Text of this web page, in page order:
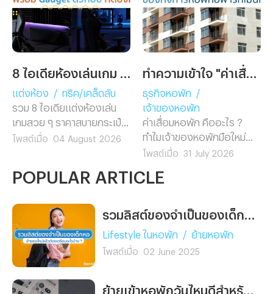
แต่งห้อง /
ทริค/เคล็ดลับ
รวม 8 ไอเดียแต่งห้องเล่น
เกมสวย ๆ ราคาสบายกระเป๋า
แต่งตามง่ายไม่ต้องรีโนเวท
คอมให้ดูโปรในงบสุดคุ้ม
โพสต์เมื่อ 04 August 2026
ธุรกิจหอพัก
/
เจ้าของหอพัก
ค่าเสื่อมหอพัก คืออะไร ?
ทำไมเจ้าของหอพักมือใหม่
ต้องรู้ก่อนยื่นภาษี พร้อมวิธี
กฎหมาย และตัวอย่างจริงที่
เลย
โพสต์เมื่อ 31 July 2026
POPULAR ARTICLE
Lifestyle ในหอพัก / ย้ายหอพัก
โพสต์เมื่อ 02 June 2025
ย้ายเข้าหอพักวันไหนดีสำหรับสายมูเตลู